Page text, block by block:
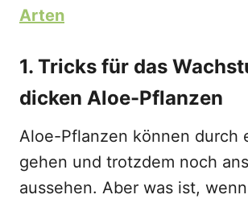
Arten
1. Tricks für das
dicken Aloe-Pflanzen
Aloe-Pflanzen können durch
gehen und trotzdem noch
aussehen. Aber was ist,